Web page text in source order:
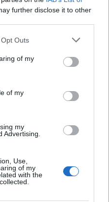
further disclose it to other
uses one or more Google
You may click to
and its third-party tags to
purposes in below Google
Outs
of my
of my
my
Advertising.
Use,
of my
with the
σταυρούς βάζω,
τα